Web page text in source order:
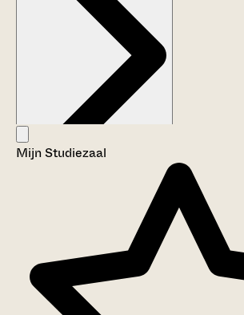
Aanwijzingen voor de gebruiker
Inleiding
Mijn Studiezaal